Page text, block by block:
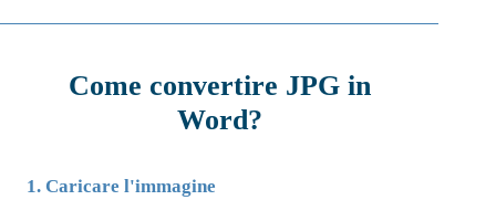
Come convertire JPG in
Word?
1. Caricare l'immagine